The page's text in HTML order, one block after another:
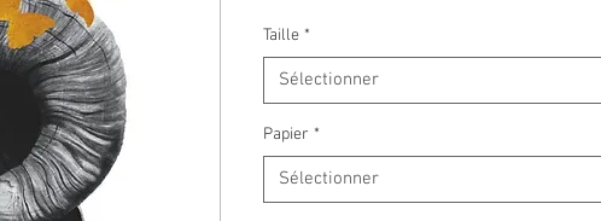
Taille *
Sélectionner
Papier *
Sélectionner